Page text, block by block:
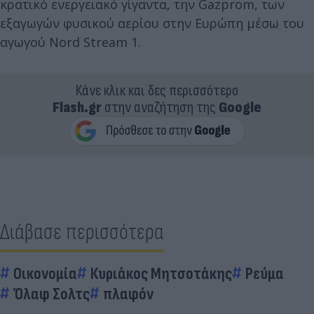
κρατικό ενεργειακό γίγαντα, την Gazprom, των
εξαγωγών φυσικού αερίου στην Ευρώπη μέσω του
αγωγού Nord Stream 1.
Κάνε κλικ και δες περισσότερο
Flash.grστην αναζήτηση της Google
Διάβασε περισσότερα
Οικονομία Κυριάκος Μητσοτάκης
Ρεύμα
Όλαφ Σολτς
πλαφόν